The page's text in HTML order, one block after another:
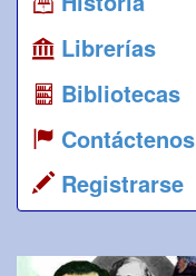
Librerías
Bibliotecas
Contáctenos
Registrarse